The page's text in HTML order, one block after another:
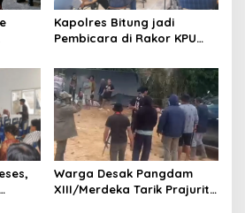
Kapolres Bitung jadi
Pembicara di Rakor KPU
Partai Politik
Warga Desak Pangdam
XIII/Merdeka Tarik Prajurit